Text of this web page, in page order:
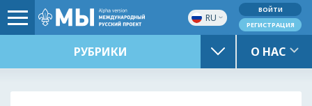
RU
ВОЙТИ
РЕГИСТРАЦИЯ
РУБРИКИ О НАС